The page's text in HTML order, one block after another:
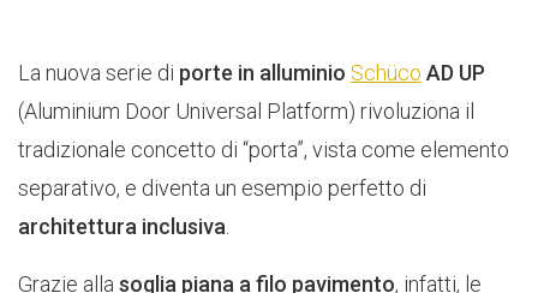
La nuova serie di porte in alluminio Schüco AD UP
(Aluminium Door Universal Platform) rivoluziona il
tradizionale concetto di “porta”, vista come elemento
separativo, e diventa un esempio perfetto di
architettura inclusiva
Grazie alla soglia piana a filo pavimento, infatti, le